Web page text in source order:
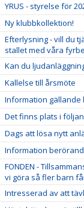
YRUS - styrelse för
Ny klubbkollektion!
Efterlysning - vill du
stallet med våra
Kan du
Kallelse till årsmöte
Information gällande
Det finns plats i
Dags att lösa nytt
Information
FONDEN -
vi göra så fler barn
Intresserad av att